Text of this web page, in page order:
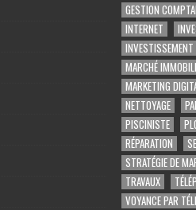
GESTION
INTERNET
MARCHÉ
MARKETING
NETTOYAGE
PISCINISTE
RÉPARATION
STRATÉGIE DE
TRAVAUX
VOYANCE PAR